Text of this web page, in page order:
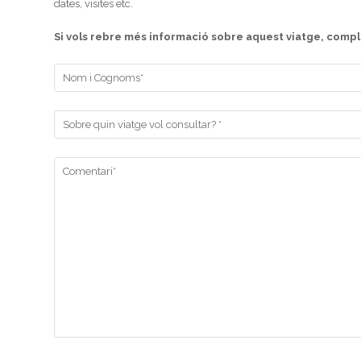
dates, visites etc.
Si vols rebre més informació sobre aquest viatge,